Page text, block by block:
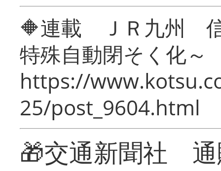
🔶連載 ＪＲ九州 信
特殊自動閉そく化～
https://
25/post_9604.html
🎁交通新聞社